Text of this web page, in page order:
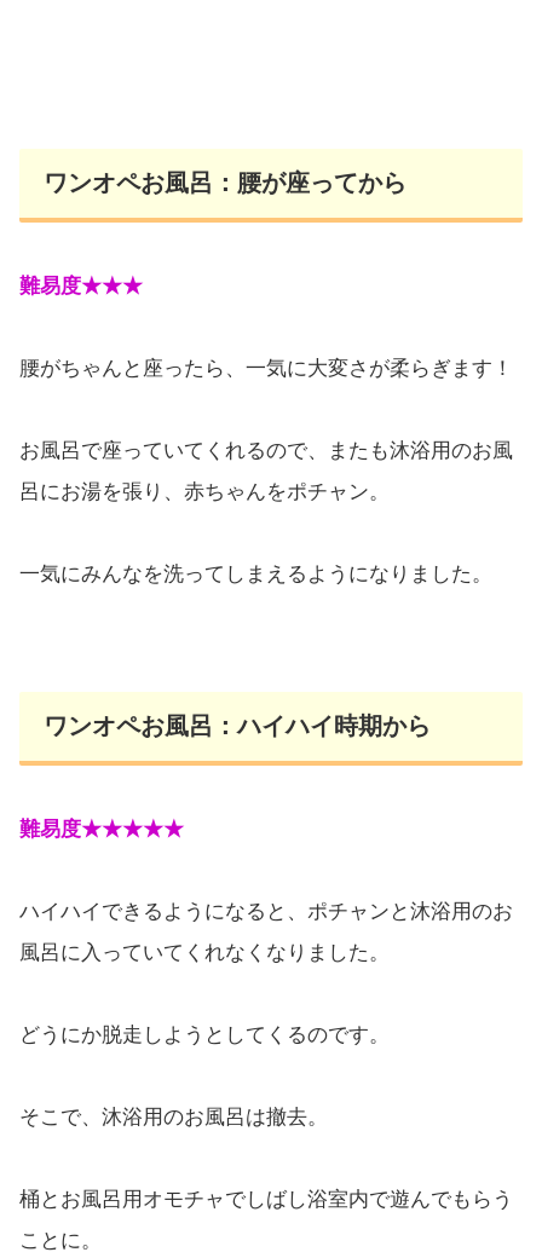
ワンオペお風呂：腰が座ってから
難易度★★★
腰がちゃんと座ったら、一気に大変さが柔らぎます！
お風呂で座っていてくれるので、またも沐浴用のお風
呂にお湯を張り、赤ちゃんをポチャン。
一気にみんなを洗ってしまえるようになりました。
ワンオペお風呂：ハイハイ時期から
難易度★★★★★
ハイハイできるようになると、ポチャンと沐浴用のお
風呂に入っていてくれなくなりました。
どうにか脱走しようとしてくるのです。
そこで、沐浴用のお風呂は撤去。
桶とお風呂用オモチャでしばし浴室内で遊んでもらう
ことに。